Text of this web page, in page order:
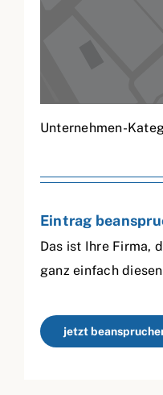
Unternehmen-
Eintrag
Das ist Ihre Firma,
ganz einfach
jetzt